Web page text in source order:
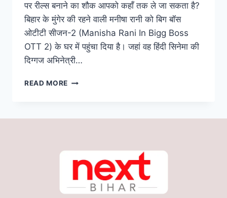
पर रील्स बनाने का शौक आपको कहाँ तक ले जा सकता है?
बिहार के मुंगेर की रहने वाली मनीषा रानी को बिग बॉस
ओटीटी सीजन-2 (Manisha Rani In Bigg Boss
OTT 2) के घर में पहुंचा दिया है। जहां वह हिंदी सिनेमा की
दिग्गज अभिनेत्री…
READ MORE BIG
रानी,